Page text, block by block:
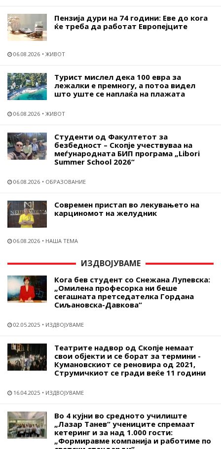
Пензија дури на 74 години: Еве до кога
ќе треба да работат Европејците
06.08.2026 ЖИВОТ
Турист мислел дека 100 евра за
лежалки е премногу, а потоа видел
што уште се наплаќа на плажата
06.08.2026 ЖИВОТ
Студенти од Факултетот за
безбедност – Скопје учествуваа на
меѓународната БИП програма „Libori
Summer School 2026“
06.08.2026 ОБРАЗОВАНИЕ
Современ пристап во лекувањето на
карциномот на желудник
06.08.2026 НАША ТЕМА
ИЗДВОЈУВАМЕ
Кога бев студент со Снежана Лупевска:
„Омилена професорка ни беше
сегашната претседателка Гордана
Сиљановска-Давкова“
02.05.2025 ИЗДВОЈУВАМЕ
Театрите надвор од Скопје немаат
свои објекти и се борат за термини -
Кумановскиот се реновира од 2021,
Струмичкиот се гради веќе 11 години
16.04.2025 ИЗДВОЈУВАМЕ
Во 4 кујни во средното училиште
„Лазар Танев“ учениците спремаат
кетеринг и за над 1.000 гости:
„Формиравме компанија и работиме по